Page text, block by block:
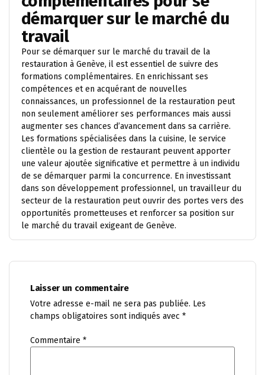
démarquer sur le marché du
travail
Pour se démarquer sur le marché du travail de la
restauration à Genève, il est essentiel de suivre des
formations complémentaires. En enrichissant ses
compétences et en acquérant de nouvelles
connaissances, un professionnel de la restauration peut
non seulement améliorer ses performances mais aussi
augmenter ses chances d’avancement dans sa carrière.
Les formations spécialisées dans la cuisine, le service
clientèle ou la gestion de restaurant peuvent apporter
une valeur ajoutée significative et permettre à un individu
de se démarquer parmi la concurrence. En investissant
dans son développement professionnel, un travailleur du
secteur de la restauration peut ouvrir des portes vers des
opportunités prometteuses et renforcer sa position sur
le marché du travail exigeant de Genève.
Laisser un commentaire
Votre adresse e-mail ne sera pas publiée. Les
champs obligatoires sont indiqués avec *
Commentaire *